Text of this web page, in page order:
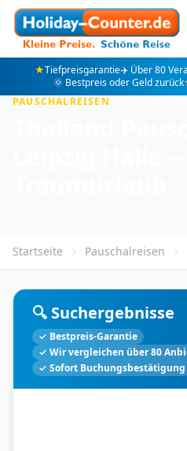
★Tiefpreisgarantie✈️ Über 80
🌞 Bestpreis oder Geld zurück
PAUSCHALREISEN
Startseite Pauschalreisen
🔍 Suchergebnisse
✓ Bestpreis-Garantie
✓ Wir vergleichen über 80
✓ Sofort Buchungsbestätigung